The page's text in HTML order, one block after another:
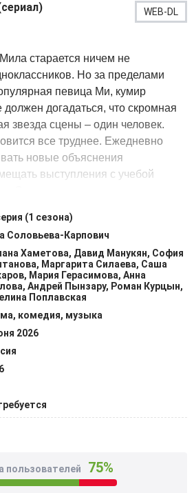
WEB-DL
старается ничем не
Но за пределами
певица Ми, кумир
должен догадаться, что скромная
звезда сцены – один человек.
все труднее. Ежедневно
новые объяснения
выступления с учебой
Ситуация осложняется еще
с влиятельной чиновницей.
Милу и конфликт
Решения взрослых серьезно
девушки, застрявшей
Чем больше секретов приходится
Одно неосторожное решение
равновесие, развалить
настоящее и перспективное
(1 сезона)
Соловьева-Карпович
Хаметова, Давид Манукян, София
Маргарита Силаева, Саша
Мария Герасимова, Анна
Андрей Пынзару, Роман Курцын,
Поплавская
комедия, музыка
2026
пользователей 75%